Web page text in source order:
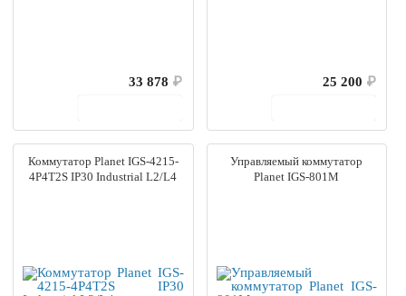
33 878 ₽
25 200 ₽
Коммутатор Planet IGS-4215-
4P4T2S IP30 Industrial L2/L4
Управляемый коммутатор
Planet IGS-801M